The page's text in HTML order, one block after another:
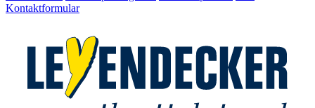
Kontaktformular